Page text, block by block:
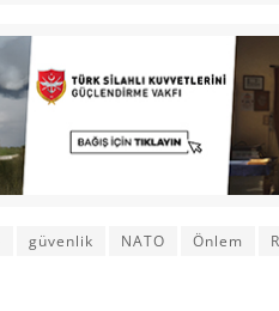
güvenlik NATO Önlem